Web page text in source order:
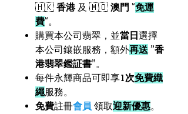
🇭🇰 香港及 🇲🇴 澳門 "免運
費"。
購買本公司翡翠，並當日 選擇
本公司鑲嵌服務，額外再送 ”香
港翡翠鑑証書”。
每件永輝商品可即享1次免費織
繩服務。
免費註冊會員 領取迎新優惠。